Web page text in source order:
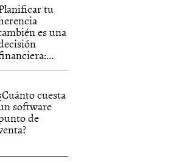
tu
es una
cuesta
software
de